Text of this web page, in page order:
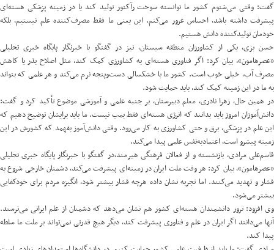
گفت: وقتی می‌شنوم کشور ما توانسته سوخت رآکتور تولید کند یا در زمینه پزشکی هسته‌ای
پیشرفت داشته باشد، احساس غرور می‌کنم. این یعنی ما فقط مصرف‌کننده علم نیستیم، بلکه
خودمان تولیدکننده دانش هستیم.
حسن بزی، یکی از کشاورزان منطقه سیستان، نیز در گفتگو با خبرنگار پایگاه خبری تحلیلی
«عصرهامون»، بیان کرد: اگر فناوری هسته‌ای به کشاورزی کمک کند، مثل اصلاح بذر یا کاهش
مصرف آب، خیلی خوب است. کشور ما با خشکسالی دست‌و‌پنجه نرم می‌کند و هر علمی که بتواند
به ما در این زمینه کمک کند، باید حمایت شود.
در همین حال، زهرا نادری، معلم دبیرستان، بر جنبه علمی و آموزشی موضوع تأکید کرد و گفت:
دانش‌آموزان امروز باید بدانند که انرژی هسته‌ای فقط بمب نیست. ما باید برایشان توضیح دهیم که
این علم در پزشکی، برق و حتی کشاورزی به کار می‌رود. وقتی دانش‌آموز بفهمد که کشورش در این
زمینه پیشرو است، اعتمادبه‌نفس علمی پیدا می‌کند.
قاسم‌علی مرادی، بازنشسته و از فعالان فرهنگی هیرمند،در گفتگو با خبرنگار پایگاه خبری تحلیلی
«عصرهامون»، بیان کرد: هر وقت ملت ایران در زمینه‌ای پیشرفت می‌کند، دشمنان خارجی شروع به
فشار و تهدید می‌کنند. اما تجربه نشان داده هرچه فشار بیشتر شود، انگیزه مردم برای خودکفایی
بیشتر می‌شود.
وی افزود: ترور دانشمندان هسته‌ای کشور هم نشان می‌دهد که دشمنان از علم ایرانی می‌ترسند.
آنها می‌دانند اگر ایران در علم و فناوری پیشرفت کند، دیگر هیچ قدرتی نمی‌تواند بر ملت ما سلطه
پیدا کند.